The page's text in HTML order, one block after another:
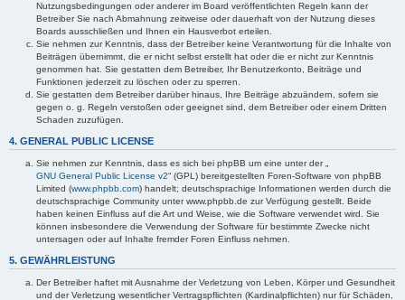
Nutzungsbedingungen oder anderer im Board veröffentlichten Regeln kann der
Betreiber Sie nach Abmahnung zeitweise oder dauerhaft von der Nutzung dieses
Boards ausschließen und Ihnen ein Hausverbot erteilen.
Sie nehmen zur Kenntnis, dass der Betreiber keine Verantwortung für die Inhalte von
Beiträgen übernimmt, die er nicht selbst erstellt hat oder die er nicht zur Kenntnis
genommen hat. Sie gestatten dem Betreiber, Ihr Benutzerkonto, Beiträge und
Funktionen jederzeit zu löschen oder zu sperren.
Sie gestatten dem Betreiber darüber hinaus, Ihre Beiträge abzuändern, sofern sie
gegen o. g. Regeln verstoßen oder geeignet sind, dem Betreiber oder einem Dritten
Schaden zuzufügen.
4. GENERAL PUBLIC LICENSE
Sie nehmen zur Kenntnis, dass es sich bei phpBB um eine unter der „
GNU General Public License v2“ (GPL) bereitgestellten Foren-Software von phpBB
Limited (www.phpbb.com) handelt; deutschsprachige Informationen werden durch die
deutschsprachige Community unter www.phpbb.de zur Verfügung gestellt. Beide
haben keinen Einfluss auf die Art und Weise, wie die Software verwendet wird. Sie
können insbesondere die Verwendung der Software für bestimmte Zwecke nicht
untersagen oder auf Inhalte fremder Foren Einfluss nehmen.
5. GEWÄHRLEISTUNG
Der Betreiber haftet mit Ausnahme der Verletzung von Leben, Körper und Gesundheit
und der Verletzung wesentlicher Vertragspflichten (Kardinalpflichten) nur für Schäden,